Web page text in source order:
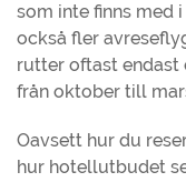
som inte finns med
också fler
rutter oftast endast
från oktober till
Oavsett hur du
hur hotellutbudet